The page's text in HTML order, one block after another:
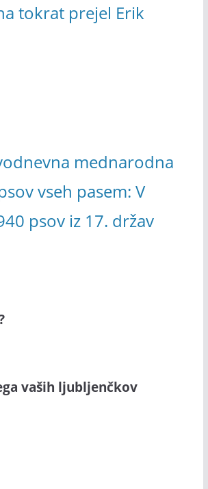
tokrat prejel Erik
mednarodna
vseh pasem: V
psov iz 17. držav
vaših ljubljenčkov